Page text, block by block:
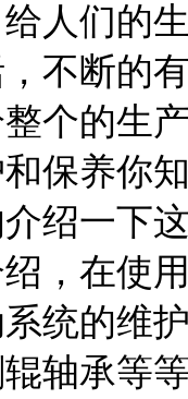
人们的
不断的
个的生
保养你
绍一下
，在使
统的维
轴承等